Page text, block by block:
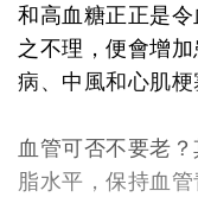
和高血糖正正是
之不理，便會增
病、中風和心肌梗
血管可否不要老
脂水平，保持血管